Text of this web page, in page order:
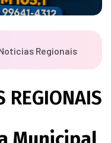
Regionais
REGIONAIS